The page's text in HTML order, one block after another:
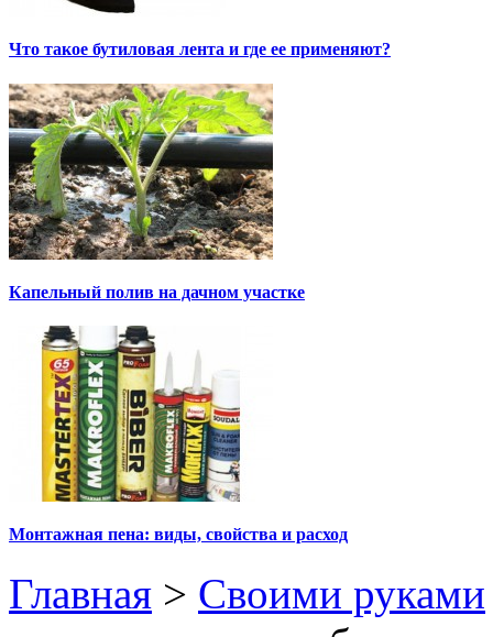
Что такое бутиловая лента и где ее применяют?
Капельный полив на дачном участке
Монтажная пена: виды, свойства и расход
Главная > Своими руками